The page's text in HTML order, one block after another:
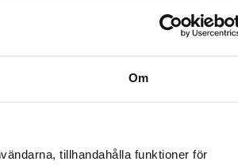
Om
tillhandahålla funktioner för